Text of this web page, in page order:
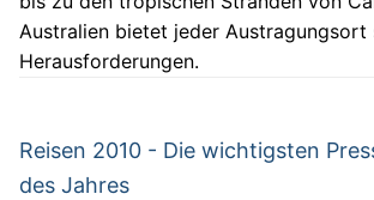
Australien bietet jeder Austragungsort
Herausforderungen.
Reisen 2010 - Die wichtigsten
des Jahres